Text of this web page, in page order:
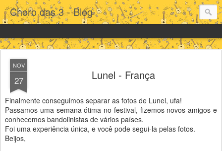
Choro das 3 - Blog
NOV
27 Lunel - França
Finalmente conseguimos separar as fotos de Lunel, ufa!
Passamos uma semana ótima no festival, fizemos novos amigos e
conhecemos bandolinistas de vários países.
Foi uma experiência única, e você pode segui-la pelas fotos.
Beijos,